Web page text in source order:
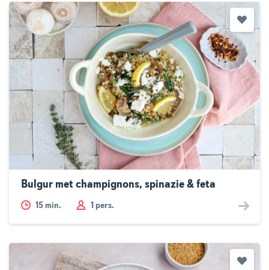
Bulgur met champignons, spinazie & feta
15 min. 1 pers.